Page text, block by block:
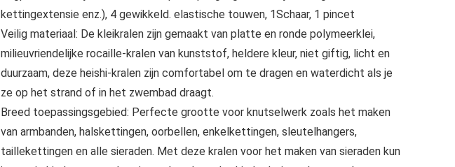
kettingextensie enz.), 4 gewikkeld. elastische touwen, 1Schaar, 1 pincet
Veilig materiaal: De kleikralen zijn gemaakt van platte en ronde polymeerklei,
milieuvriendelijke rocaille-kralen van kunststof, heldere kleur, niet giftig, licht en
duurzaam, deze heishi-kralen zijn comfortabel om te dragen en waterdicht als je
ze op het strand of in het zwembad draagt.
Breed toepassingsgebied: Perfecte grootte voor knutselwerk zoals het maken
van armbanden, halskettingen, oorbellen, enkelkettingen, sleutelhangers,
taillekettingen en alle sieraden. Met deze kralen voor het maken van sieraden kun